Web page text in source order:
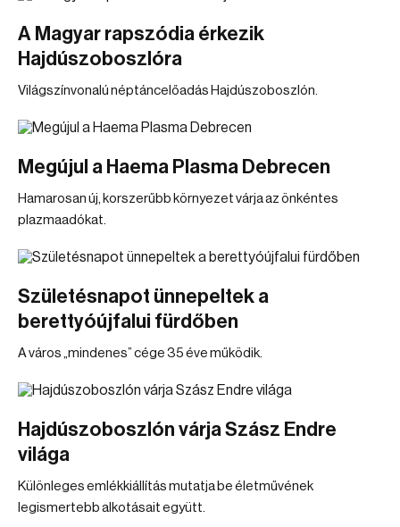
A Magyar rapszódia érkezik
Hajdúszoboszlóra
Világszínvonalú néptáncelőadás Hajdúszoboszlón.
Megújul a Haema Plasma Debrecen
Hamarosan új, korszerűbb környezet várja az önkéntes
plazmaadókat.
Születésnapot ünnepeltek a
berettyóújfalui fürdőben
A város „mindenes” cége 35 éve működik.
Hajdúszoboszlón várja Szász Endre
világa
Különleges emlékkiállítás mutatja be életművének
legismertebb alkotásait együtt.